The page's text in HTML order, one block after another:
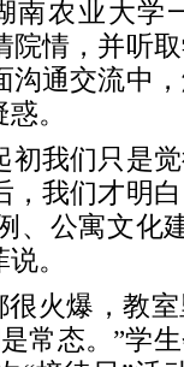
南农业大学
院情，并听
沟通交流中
。
初我们只是
，我们才明
、公寓文化
。
很火爆，教
常态。”学